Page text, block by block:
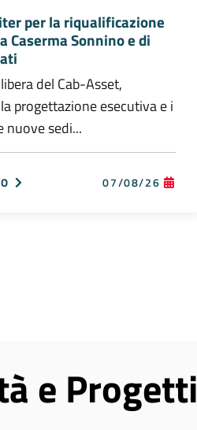
per la riqualificazione
Caserma Sonnino e di
del Cab-Asset,
progettazione esecutiva e i
nuove sedi...
07/08/26
e Progetti